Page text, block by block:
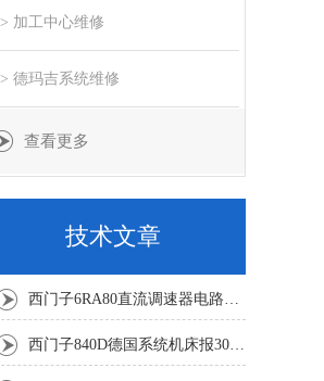
> 加工中心维修
> 德玛吉系统维修
查看更多
技术文章
西门子6RA80直流调速器电路板坏销售修理单位
西门子840D德国系统机床报300501修复解决